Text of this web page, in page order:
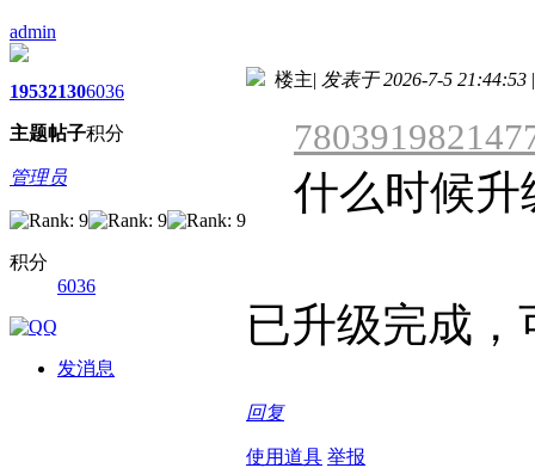
admin
1953
主题
2130
帖子
6036
积分
管理员
积分
6036
发消息
楼主| 发表于 2026-7-5 21:44:53 |
什么时候
已升级完成
回复
使用道具 举报